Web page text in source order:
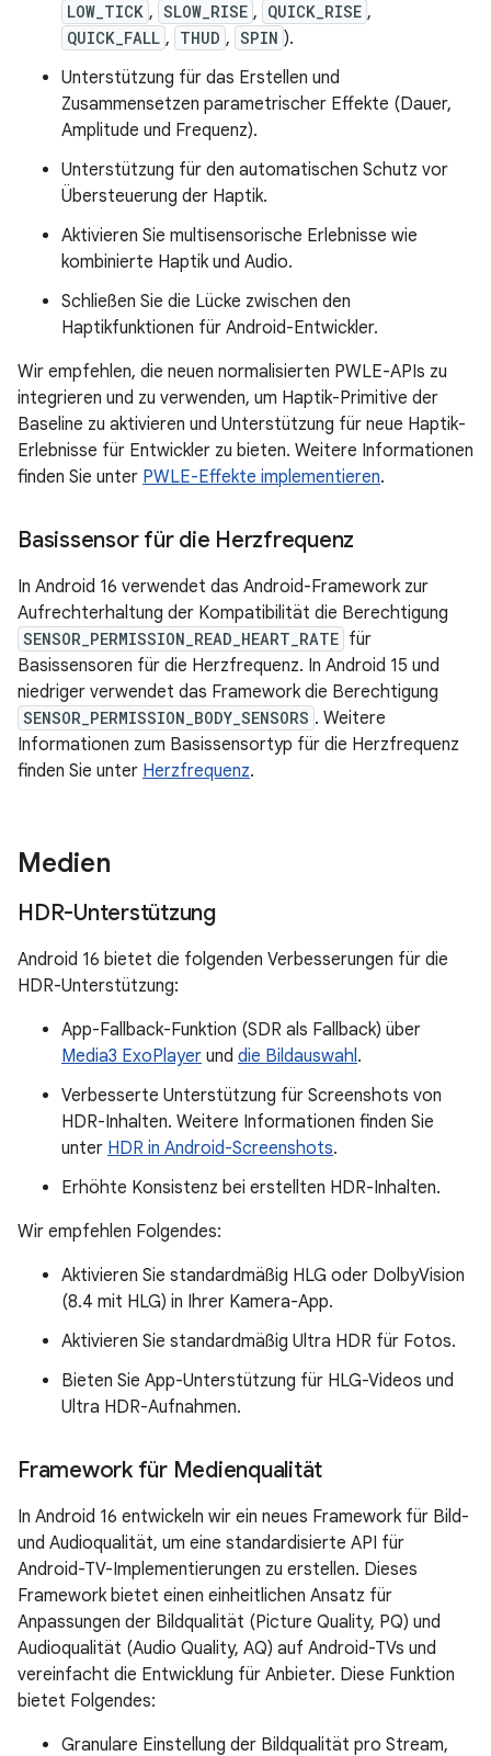
LOW_TICK , SLOW_RISE , QUICK_RISE ,
QUICK_FALL , THUD , SPIN ).
Unterstützung für das Erstellen und
Zusammensetzen parametrischer Effekte (Dauer,
Amplitude und Frequenz).
Unterstützung für den automatischen Schutz vor
Übersteuerung der Haptik.
Aktivieren Sie multisensorische Erlebnisse wie
kombinierte Haptik und Audio.
Schließen Sie die Lücke zwischen den
Haptikfunktionen für Android-Entwickler.
Wir empfehlen, die neuen normalisierten PWLE-APIs zu
integrieren und zu verwenden, um Haptik-Primitive der
Baseline zu aktivieren und Unterstützung für neue Haptik-
Erlebnisse für Entwickler zu bieten. Weitere Informationen
finden Sie unter PWLE-Effekte implementieren.
Basissensor für die Herzfrequenz
In Android 16 verwendet das Android-Framework zur
Aufrechterhaltung der Kompatibilität die Berechtigung
SENSOR_PERMISSION_READ_HEART_RATE für
Basissensoren für die Herzfrequenz. In Android 15 und
niedriger verwendet das Framework die Berechtigung
SENSOR_PERMISSION_BODY_SENSORS . Weitere
Informationen zum Basissensortyp für die Herzfrequenz
finden Sie unter Herzfrequenz.
Medien
HDR-Unterstützung
Android 16 bietet die folgenden Verbesserungen für die
HDR-Unterstützung:
App-Fallback-Funktion (SDR als Fallback) über
Media3 ExoPlayer und die Bildauswahl.
Verbesserte Unterstützung für Screenshots von
HDR-Inhalten. Weitere Informationen finden Sie
unter HDR in Android-Screenshots.
Erhöhte Konsistenz bei erstellten HDR-Inhalten.
Wir empfehlen Folgendes:
Aktivieren Sie standardmäßig HLG oder DolbyVision
(8.4 mit HLG) in Ihrer Kamera-App.
Aktivieren Sie standardmäßig Ultra HDR für Fotos.
Bieten Sie App-Unterstützung für HLG-Videos und
Ultra HDR-Aufnahmen.
Framework für Medienqualität
In Android 16 entwickeln wir ein neues Framework für Bild-
und Audioqualität, um eine standardisierte API für
Android-TV-Implementierungen zu erstellen. Dieses
Framework bietet einen einheitlichen Ansatz für
Anpassungen der Bildqualität (Picture Quality, PQ) und
Audioqualität (Audio Quality, AQ) auf Android-TVs und
vereinfacht die Entwicklung für Anbieter. Diese Funktion
bietet Folgendes:
Granulare Einstellung der Bildqualität pro Stream,